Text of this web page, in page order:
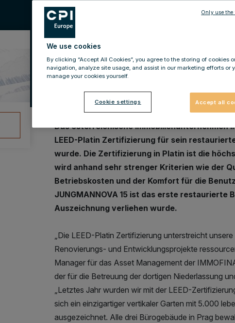
29.06.2015
JUNGMANNOVA 15:
LEED-Zertifizierung in
Das österreichische Immobilienunternehmen
LEED-Platin Zertifizierung für sein
wurde. Die Zertifizierung in Platin ist die
wird anhand sehr strenger Kriterien wie der
Betriebskosten und der Komfort für die
JUNGMANNOVA 15 ist das erste restaurierte
Auszeichnung verliehen wurde.
„Die LEED-Platin Zertifizierung unterstreicht
Renovierungs- und Entwicklungsprojekte
Manager für das Asset Management der
der für die Betreuung der dortigen Niederlassung
„Letztes Jahr wurden wir mit der LEED-
sich ein einzigartiger vertikaler Garten mit 5.000
ausgezeichnet. Alle drei Bürogebäude in Prag
We use cookies
By clicking “Accept All Cookies”, you agree to the storing of cookies
navigation, analyze site usage, and assist in our marketing efforts or
manage your cookies yourself.
Cookie settings Accept all
Only use the